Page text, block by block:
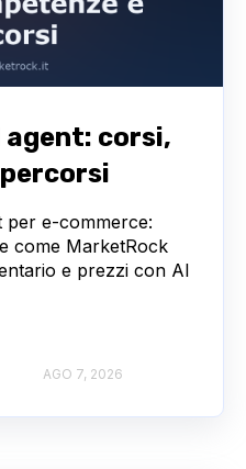
agent: corsi,
e‑commerce:
come MarketRock
e prezzi con AI
AGO 7, 2026